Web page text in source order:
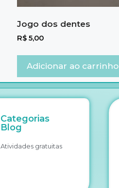
Jogo dos dentes
R$ 5,00
Adicionar ao carrinho
Categorias
Blog
Atividades gratuitas